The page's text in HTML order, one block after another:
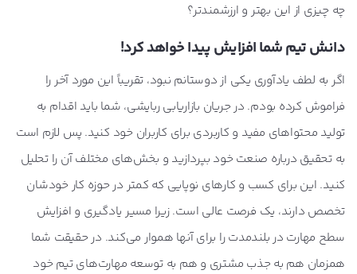
چه چیزی از این بهتر و ارزشمندتر؟
دانش تیم شما افزایش پیدا خواهد کرد!
اگر به لطف یادآوری یکی از دوستانم نبود، تقریباً این مورد آخر را
فراموش کرده بودم. در جریان بازاریابی ربایشی، شما باید اقدام به
تولید محتواهای مفید و کاربردی برای کاربران خود کنید. پس لازم است
به تحقیق درباره صنعت خود بپردازید و بخش‌های مختلف آن را تحلیل
کنید. این برای کسب و کارهای نوپایی که کمتر در حوزه کار خودشان
تخصص دارند، یک فرصت عالی است. زیرا مسیر یادگیری و افزایش
سطح مهارت در بلندمدت را برای آنها هموار می‌کند. در حقیقت شما
همزمان هم به جذب مشتری و هم به توسعه مهارت‌های تیم خود